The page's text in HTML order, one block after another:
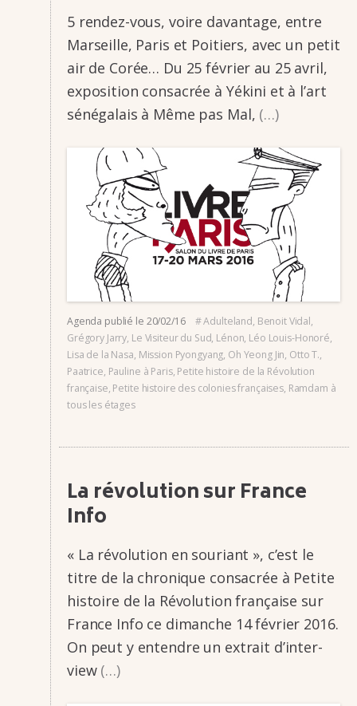
5 rendez-vous, voire davan­­tage, entre
Marseille, Paris et Poitiers, avec un petit
air de Corée… Du 25 février au 25 avril,
expo­­si­­tion consa­­crée à Yékini et à l’art
séné­­ga­­lais à Même pas Mal, (…)
Agenda publié le 20/02/16 #Adulteland, Benoit Vidal,
Grégory Jarry, Le Visiteur du Sud, Lénon, Léo Louis-Honoré,
Lisa de la Nasa, Mission Pyongyang, Oh Yeong Jin, Otto T.,
Paatrice, Pauline à Paris, Petite histoire de la Révolution
française, Petite histoire des colonies françaises, Ramdam à
tous les étages
La révo­lu­tion sur France
Info
« La révo­­lu­­tion en souriant », c’est le
titre de la chro­­nique consa­­crée à Petite
histoire de la Révo­­lu­­tion française sur
France Info ce dimanche 14 février 2016.
On peut y entendre un extrait d’in­­ter­­
view (…)